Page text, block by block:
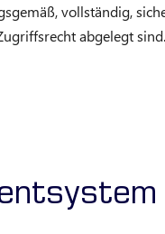
vollständig,
abgelegt sind.